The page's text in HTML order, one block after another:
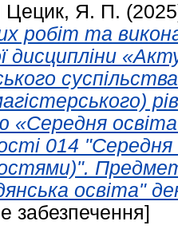
Цецик, Я. П.
робіт та
дисципліни
«Середня
014
освіта"
забезпечення]